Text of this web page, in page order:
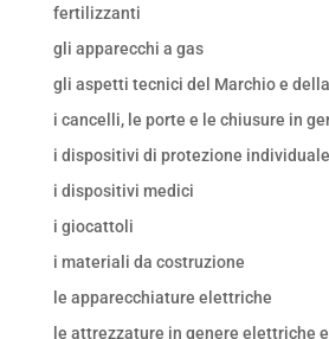
fertilizzanti
gli apparecchi a gas
gli aspetti tecnici del Marchio e
i cancelli, le porte e le chiusure in
i dispositivi di protezione
i dispositivi medici
i giocattoli
i materiali da costruzione
le apparecchiature elettriche
le attrezzature in genere elettriche